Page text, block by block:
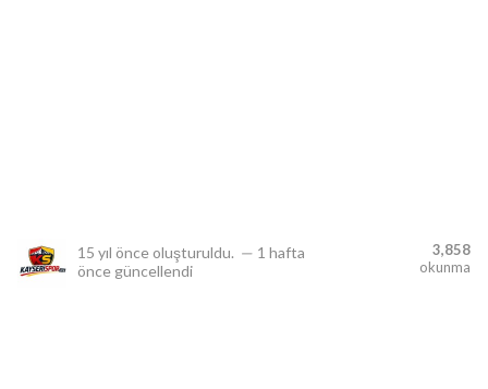
15 yıl önce oluşturuldu. — 1 hafta
önce güncellendi
3,858
okunma